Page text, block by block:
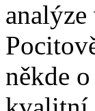
někde